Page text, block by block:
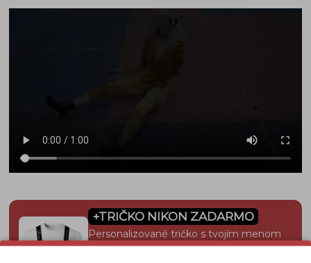
+TRIČKO NIKON ZADARMO
Personalizované tričko s tvojím menom
alebo reklamným textom k nákupu